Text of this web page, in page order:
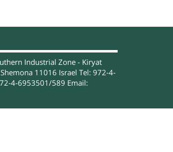
Industrial Zone - Kiryat
11016 Israel Tel: 972-4-
4-6953501/589 Email: